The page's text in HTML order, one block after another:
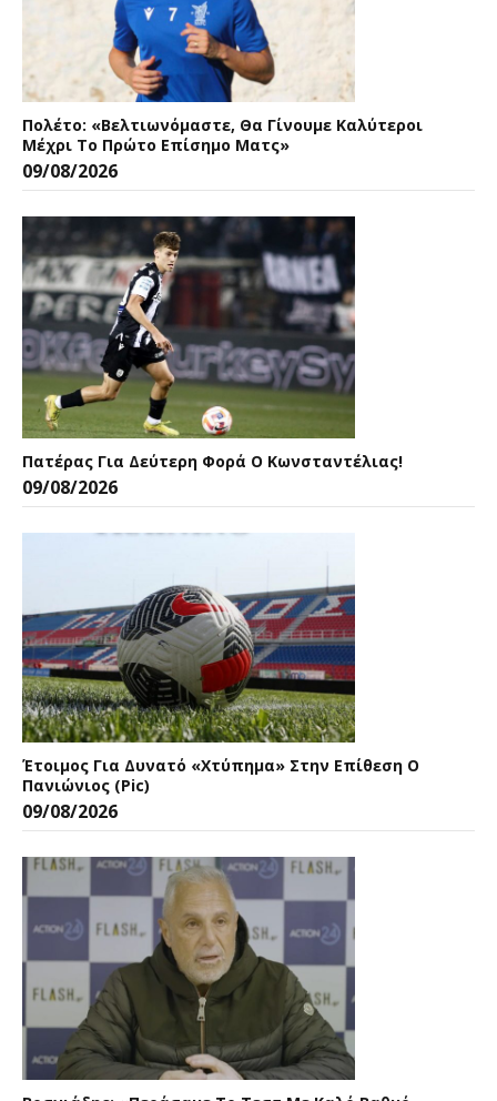
Πολέτο: «Βελτιωνόμαστε, Θα Γίνουμε Καλύτεροι
Μέχρι Το Πρώτο Επίσημο Ματς»
09/08/2026
Πατέρας Για Δεύτερη Φορά Ο Κωνσταντέλιας!
09/08/2026
Έτοιμος Για Δυνατό «χτύπημα» Στην Επίθεση Ο
Πανιώνιος (pic)
09/08/2026